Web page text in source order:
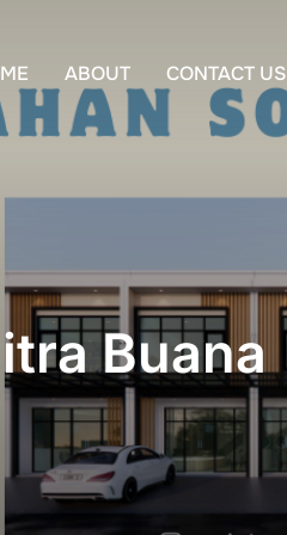
ABOUT CONTACT US
Buana